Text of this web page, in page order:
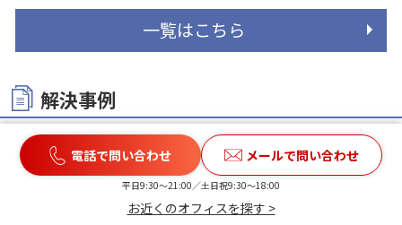
一覧はこちら
解決事例
2026年03月11日 不当解雇・退職勧奨
勤め先から、納得できない理由で突然の強制解雇！訴訟
電話で問い合わせ メールで問い合わせ
平日9:30〜21:00／土日祝9:30〜18:00
お近くのオフィスを探す >